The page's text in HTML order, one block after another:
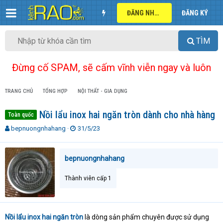
ĐĂNG NHẬP ĐĂNG KÝ
TÌM
Đừng cố SPAM, sẽ cấm vĩnh viễn ngay và luôn
TRANG CHỦ TỔNG HỢP NỘI THẤT - GIA DỤNG
Toàn quốc Nồi lẩu inox hai ngăn tròn dành cho nhà hàng
T
r
e
a
d
s
t
a
t
bepnuongnhahang
N
y
i
31/5/23
bepnuongnhahang
Thành viên cấp 1
Nồi lẩu inox hai ngăn tròn là dòng sản phẩm chuyên được sử dụng